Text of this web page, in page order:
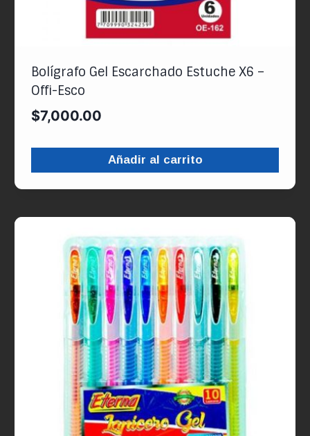
Bolígrafo Gel Escarchado Estuche X6 –
Offi-Esco
$7,000.00
Añadir al carrito